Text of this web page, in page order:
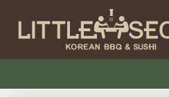
HOME